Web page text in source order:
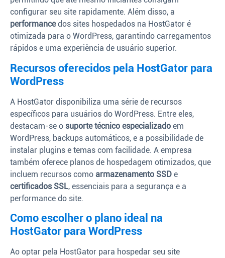
configurar seu site rapidamente. Além disso, a
performancedos sites hospedados na HostGator é
otimizada para o WordPress, garantindo carregamentos
rápidos e uma experiência de usuário superior.
Recursos oferecidos pela HostGator para
WordPress
A HostGator disponibiliza uma série de recursos
específicos para usuários do WordPress. Entre eles,
destacam-se o suporte técnico especializado em
WordPress, backups automáticos, e a possibilidade de
instalar plugins e temas com facilidade. A empresa
também oferece planos de hospedagem otimizados, que
incluem recursos como armazenamento SSD e
certificados SSL, essenciais para a segurança e a
performance do site.
Como escolher o plano ideal na
HostGator para WordPress
Ao optar pela HostGator para hospedar seu site